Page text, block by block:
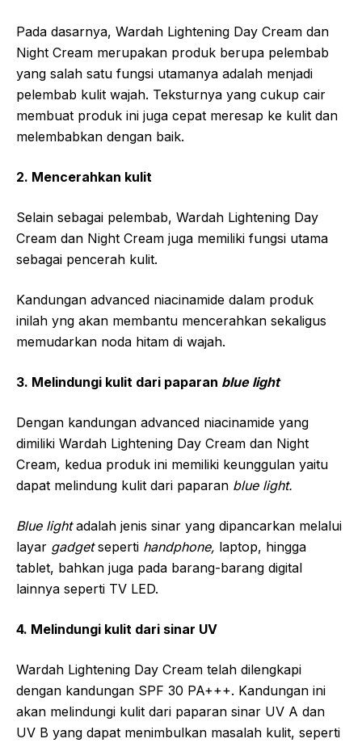
Pada dasarnya, Wardah Lightening Day Cream dan
Night Cream merupakan produk berupa pelembab
yang salah satu fungsi utamanya adalah menjadi
pelembab kulit wajah. Teksturnya yang cukup cair
membuat produk ini juga cepat meresap ke kulit dan
melembabkan dengan baik.
2. Mencerahkan kulit
Selain sebagai pelembab, Wardah Lightening Day
Cream dan Night Cream juga memiliki fungsi utama
sebagai pencerah kulit.
Kandungan advanced niacinamide dalam produk
inilah yng akan membantu mencerahkan sekaligus
memudarkan noda hitam di wajah.
3. Melindungi kulit dari paparan blue light
Dengan kandungan advanced niacinamide yang
dimiliki Wardah Lightening Day Cream dan Night
Cream, kedua produk ini memiliki keunggulan yaitu
dapat melindung kulit dari paparan blue light.
Blue lightadalah jenis sinar yang dipancarkan melalui
layar gadgetseperti handphone, laptop, hingga
tablet, bahkan juga pada barang-barang digital
lainnya seperti TV LED.
4. Melindungi kulit dari sinar UV
Wardah Lightening Day Cream telah dilengkapi
dengan kandungan SPF 30 PA+++. Kandungan ini
akan melindungi kulit dari paparan sinar UV A dan
UV B yang dapat menimbulkan masalah kulit, seperti